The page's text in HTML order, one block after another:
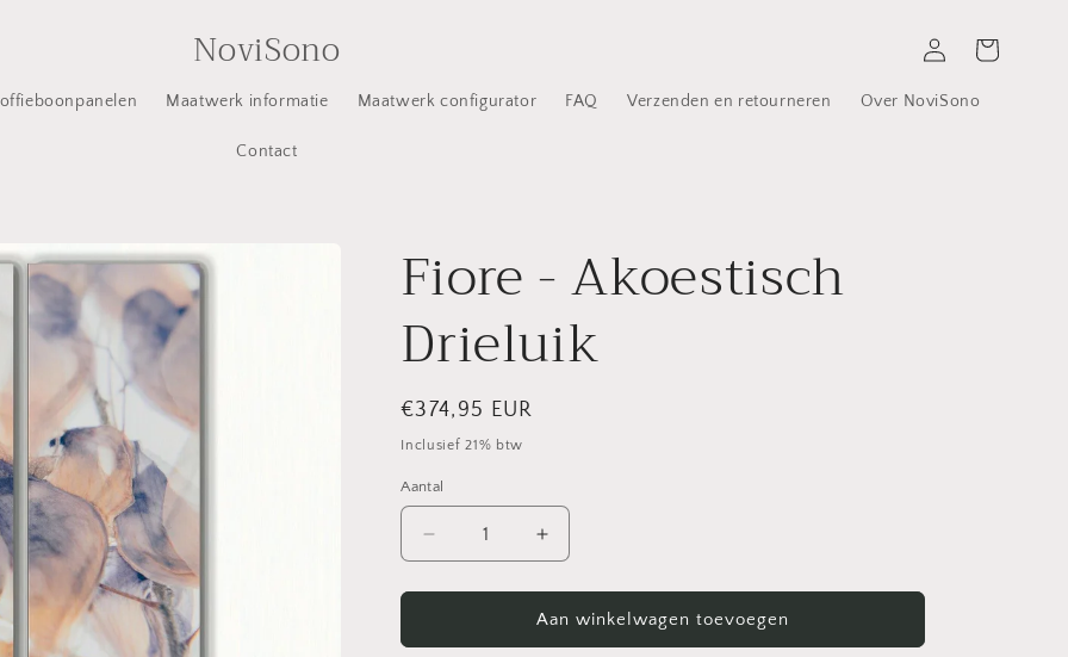
NoviSono
Maatwerk informatie Maatwerk configurator FAQ Verzenden en retourneren Over NoviSono
Contact
InloggenWinkelwagen
Fiore - Akoestisch
Drieluik
Normale
prijs
€374,95 EUR
Inclusief 21% btw
Aantal
Aantal
Aantal
verlagen
voor
-
Aantal
verhogen
voor
Fiore
-
Aan winkelwagen toevoegen